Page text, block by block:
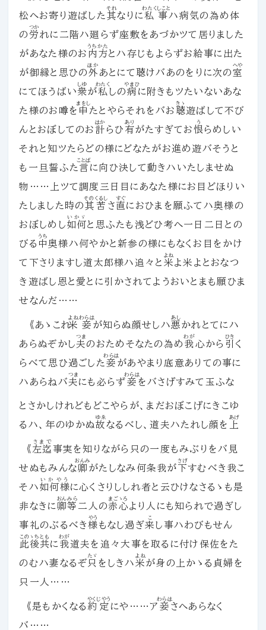
松へお寄り遊ばした 其
それ
なりに私事
わたくしこと
ハ病気の為め体
の 労
つか
れに二階ハ廻らず座敷をあづかツて居りました
があなた様のお 内方
うちかた
とハ存じもよらずお給事に出た
が御縁と思ひの外
ほか
あとにて聴けバあのをりに次の室
へや
にてほうばい衆
しゆ
が私
わたく
しの病
やまひ
に附きもツたいないあな
た様のお噂を 申
まをし
たとやらそれをバお 聴
きゝ
遊ばして不び
んとおぼしてのお 計
はか
らひ 有
あり
がたすぎてお恨
う
らめしい
それと知ツたらどの様にどなたがお進め遊バそうと
も一旦誓ふた 言
ことば
に向ひ決して動きハいたしませぬ
物……上ツて調度三日目にあなた様にお目どほりい
たしました時の其苦
そのくるし
さ直
すぐ
におひまを願ふてハ奥様の
おぼしめし如何
いかゞ
と思ふたも浅どひ考へ一日二日との
びる 中
うち
奥様ハ何やかと新参の様にもなくお目をかけ
て下さりますし道太郎様ハ追々と 米
よね
よ米よとおなつ
き遊ばし恩と愛とに引かされてようおいとまも願ひま
せなんだ……
《あゝこれ米
よね
妾
わらは
が知らぬ顔せしハ悪
あし
かれとてにハ
あらぬぞかし夫
つま
のおためそなたの為め我
わが
心から 引
ひき
く
らべて思ひ過ごした 妾
わらは
があやまり底意ありての事に
ハあらねバ夫
つま
にも必らず妾
わらは
をバさげすみて玉ふな
とさかしけれどもどこやらが、まだおぼこげにきこゆ
るハ、年のゆかぬ 故
ゆゑ
なるべし、道夫ハたれし顔を 上
あげ
《 左迄
さまで
事実を知りながら只の一度もみぶりをバ見
せぬもみんな卿
おんみ
がたしなみ何条我が下
さげ
すむべき我こ
そハ如何様
いかやう
に心くさりししれ者と云ひけなさるゝも是
非なきに卿等
おんみら
二人の赤心
まごゝろ
より人にも知られで過ぎし
事礼のぶるべき様
やう
もなし過ぎ来
こ
し事ハわびもせん
此後共
このゝちとも
に 我
わが
道夫を追々大事を取るに付け保佐をた
のむハ妻なるぞ 只
たゞ
をしきハ米
よね
が身の上かゝる貞婦を
只一人……
《是もかくなる 約定
やくじやう
にや……ア 妾
わらは
さへあらなく
バ……